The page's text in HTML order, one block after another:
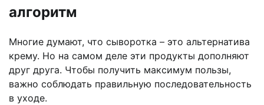
алгоритм
Многие думают, что сыворотка – это альтернатива
крему. Но на самом деле эти продукты дополняют
друг друга. Чтобы получить максимум пользы,
важно соблюдать правильную последовательность
в уходе.